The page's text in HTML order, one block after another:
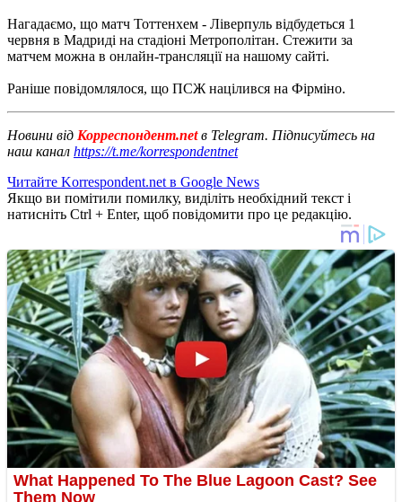
Нагадаємо, що матч Тоттенхем - Ліверпуль відбудеться 1
червня в Мадриді на стадіоні Метрополітан. Стежити за
матчем можна в онлайн-трансляції на нашому сайті.
Раніше повідомлялося, що ПСЖ націлився на Фірміно.
Новини від Корреспондент.netв Telegram. Підписуйтесь на
наш канал https://t.me/korrespondentnet
Читайте Korrespondent.net в Google News
Якщо ви помітили помилку, виділіть необхідний текст і
натисніть Ctrl + Enter, щоб повідомити про це редакцію.